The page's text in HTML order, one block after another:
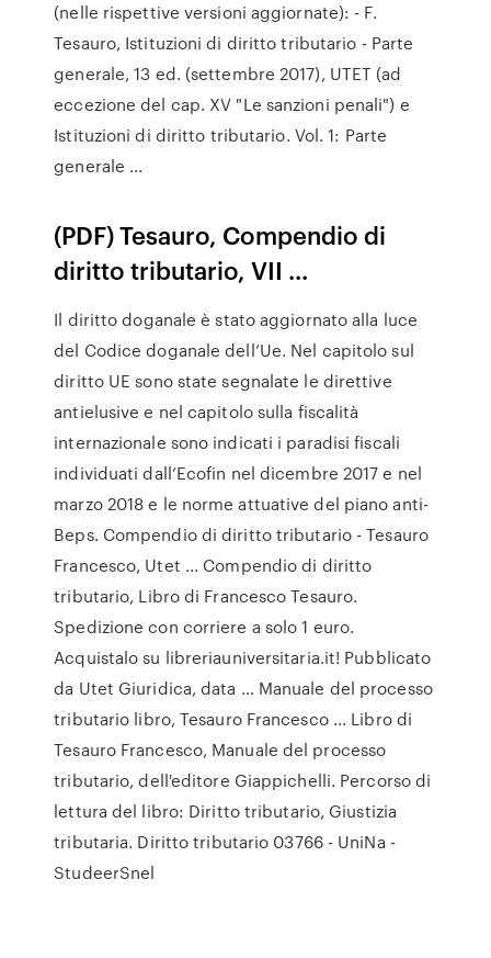
(nelle rispettive versioni aggiornate): - F.
Tesauro, Istituzioni di diritto tributario - Parte
generale, 13 ed. (settembre 2017), UTET (ad
eccezione del cap. XV "Le sanzioni penali") e
Istituzioni di diritto tributario. Vol. 1: Parte
generale ...
(PDF) Tesauro, Compendio di
diritto tributario, VII ...
Il diritto doganale è stato aggiornato alla luce
del Codice doganale dell’Ue. Nel capitolo sul
diritto UE sono state segnalate le direttive
antielusive e nel capitolo sulla fiscalità
internazionale sono indicati i paradisi fiscali
individuati dall’Ecofin nel dicembre 2017 e nel
marzo 2018 e le norme attuative del piano anti-
Beps. Compendio di diritto tributario - Tesauro
Francesco, Utet ... Compendio di diritto
tributario, Libro di Francesco Tesauro.
Spedizione con corriere a solo 1 euro.
Acquistalo su libreriauniversitaria.it! Pubblicato
da Utet Giuridica, data … Manuale del processo
tributario libro, Tesauro Francesco ... Libro di
Tesauro Francesco, Manuale del processo
tributario, dell'editore Giappichelli. Percorso di
lettura del libro: Diritto tributario, Giustizia
tributaria. Diritto tributario 03766 - UniNa -
StudeerSnel